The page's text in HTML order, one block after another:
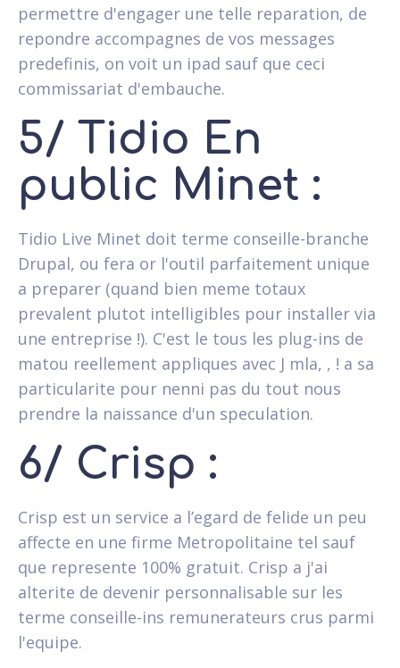
permettre d'engager une telle reparation, de
repondre accompagnes de vos messages
predefinis, on voit un ipad sauf que ceci
commissariat d'embauche.
5/ Tidio En
public Minet :
Tidio Live Minet doit terme conseille-branche
Drupal, ou fera or l'outil parfaitement unique
a preparer (quand bien meme totaux
prevalent plutot intelligibles pour installer via
une entreprise !). C'est le tous les plug-ins de
matou reellement appliques avec J mla, , ! a sa
particularite pour nenni pas du tout nous
prendre la naissance d'un speculation.
6/ Crisp :
Crisp est un service a l’egard de felide un peu
affecte en une firme Metropolitaine tel sauf
que represente 100% gratuit. Crisp a j'ai
alterite de devenir personnalisable sur les
terme conseille-ins remunerateurs crus parmi
l'equipe.